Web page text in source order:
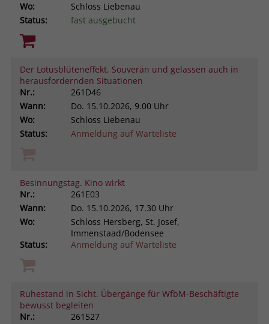
Wo:
Schloss Liebenau
Status:
fast ausgebucht
Der Lotusblüteneffekt. Souverän und gelassen auch in
herausfordernden Situationen
Nr.:
261D46
Wann:
Do. 15.10.2026, 9.00 Uhr
Wo:
Schloss Liebenau
Status:
Anmeldung auf Warteliste
Besinnungstag. Kino wirkt
Nr.:
261E03
Wann:
Do. 15.10.2026, 17.30 Uhr
Wo:
Schloss Hersberg, St. Josef,
Immenstaad/Bodensee
Status:
Anmeldung auf Warteliste
Ruhestand in Sicht. Übergänge für WfbM-Beschäftigte
bewusst begleiten
Nr.:
261527